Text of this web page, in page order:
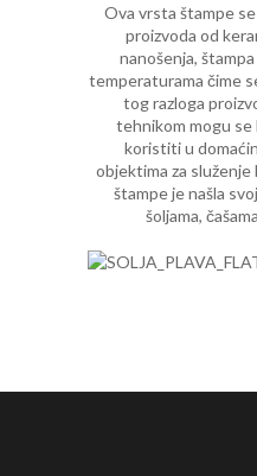
Ova vrsta štampe
proizvoda od
nanošenja,
temperaturama čime
tog razloga
tehnikom mogu se
koristiti u
objektima za
štampe je našla
šoljama,